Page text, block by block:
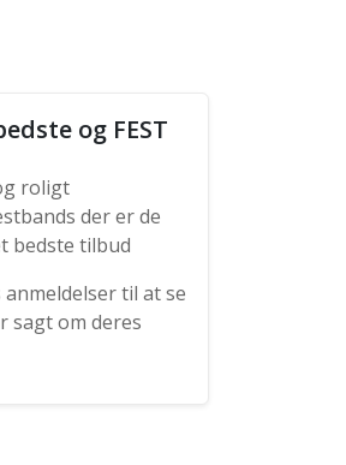
og FEST
roligt
der er de
bedste tilbud
til at se
sagt om deres